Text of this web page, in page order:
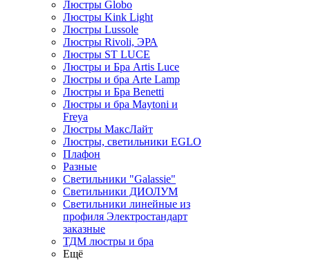
Люстры Globo
Люстры Kink Light
Люстры Lussole
Люстры Rivoli, ЭРА
Люстры ST LUCE
Люстры и Бра Artis Luce
Люстры и бра Arte Lamp
Люстры и Бра Benetti
Люстры и бра Maytoni и
Freya
Люстры МаксЛайт
Люстры, светильники EGLO
Плафон
Разные
Светильники "Galassie"
Светильники ДИОЛУМ
Светильники линейные из
профиля Электростандарт
заказные
ТДМ люстры и бра
Ещё